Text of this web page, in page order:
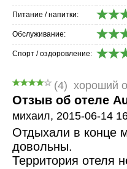
Питание / напитки:
Обслуживание:
Спорт / оздоровление:
(4) хороший
Отзыв об отеле
михаил, 2015-06-14
Отдыхали в конце
довольны.
Территория отеля